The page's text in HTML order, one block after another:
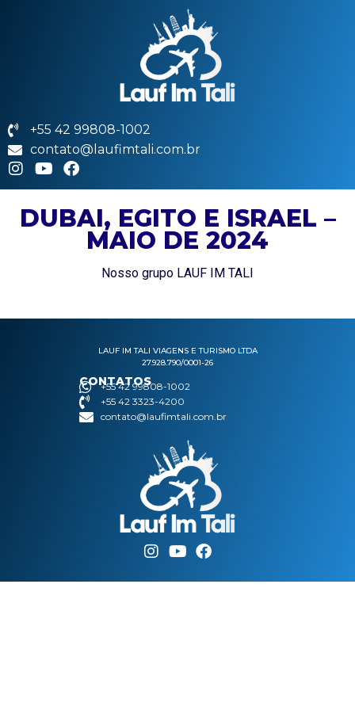
+55 42 99808-1002
contato@laufimtali.com.br
DUBAI, EGITO E ISRAEL –
MAIO DE 2024
Nosso grupo LAUF IM TALI
LAUF IM TALI VIAGENS E TURISMO LTDA
27.928.790/0001-26
CONTATOS
+55 42 99808-1002
+55 42 3323-4200
contato@laufimtali.com.br